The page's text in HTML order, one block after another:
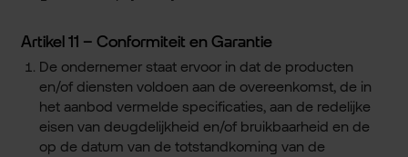
Artikel 11 – Conformiteit en Garantie
De ondernemer staat ervoor in dat de producten
en/of diensten voldoen aan de overeenkomst, de in
het aanbod vermelde specificaties, aan de redelijke
eisen van deugdelijkheid en/of bruikbaarheid en de
op de datum van de totstandkoming van de